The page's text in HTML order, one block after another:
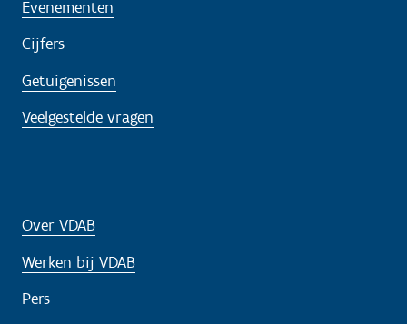
Evenementen
Cijfers
Getuigenissen
Veelgestelde vragen
Over VDAB
Werken bij VDAB
Pers